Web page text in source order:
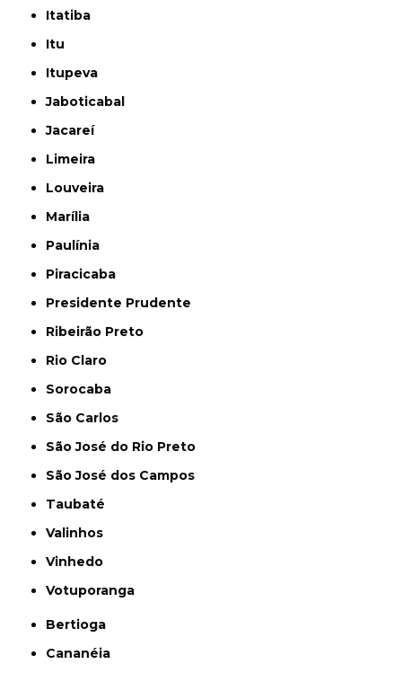
Itatiba
Itu
Itupeva
Jaboticabal
Jacareí
Limeira
Louveira
Marília
Paulínia
Piracicaba
Presidente Prudente
Ribeirão Preto
Rio Claro
Sorocaba
São Carlos
São José do Rio Preto
São José dos Campos
Taubaté
Valinhos
Vinhedo
Votuporanga
Bertioga
Cananéia